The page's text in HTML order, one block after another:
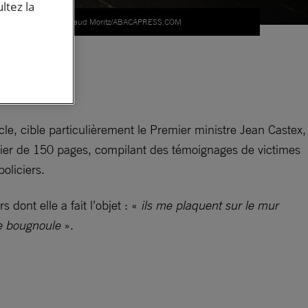
© Thibaud Moritz/ABACAPRESS.COM
cible particulièrement le Premier ministre Jean Castex,
de 150 pages, compilant des témoignages de victimes
dont elle a fait l’objet : « ils me plaquent sur le mur
bougnoule».
la